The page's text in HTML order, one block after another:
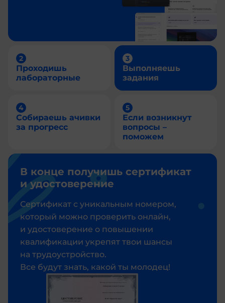
Проходишь
лабораторные
Выполняешь
задания
Собираешь ачивки
за прогресс
Если возникнут
вопросы –
поможем
В конце получишь сертификат
и удостоверение
Сертификат с уникальным номером,
который можно проверить онлайн,
и удостоверение о повышении
квалификации укрепят твои шансы
на трудоустройство.
Все будут знать, какой ты молодец!